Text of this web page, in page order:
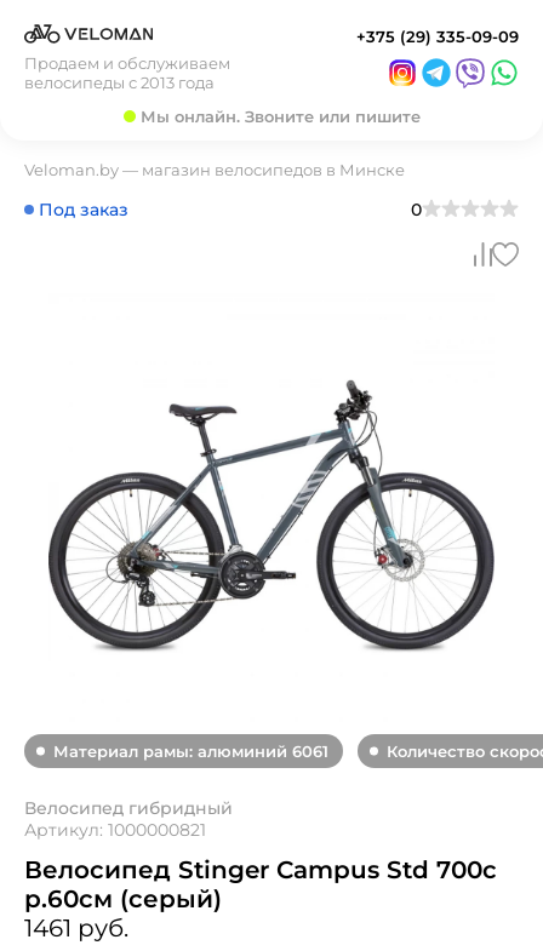
Продаем и обслуживаем
велосипеды с 2013 года
+375 (29) 335-09-09
Мы онлайн. Звоните или пишите
Veloman.by — магазин велосипедов в Минске
Под заказ 0
Материал рамы: алюминий 6061 Количество
Велосипед гибридный
Артикул: 1000000821
Велосипед Stinger Campus Std 700c
р.60см (серый)
1461 руб.